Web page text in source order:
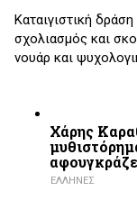
Καταιγιστική
σχολιασμός και
νουάρ και
Χάρης
ΕΛΛΗΝΕΣ